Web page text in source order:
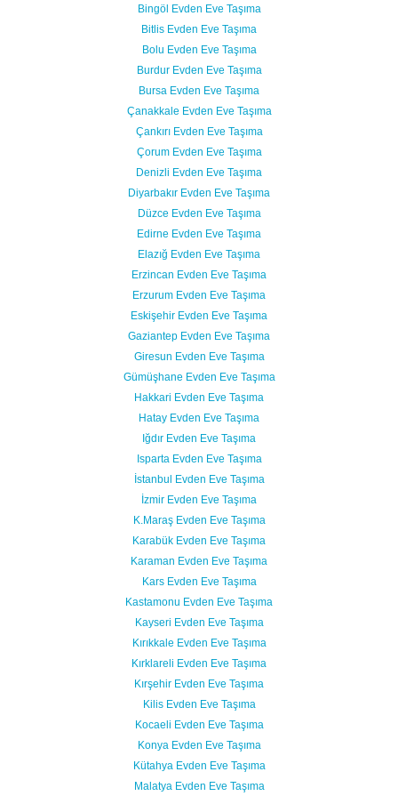
Bingöl Evden Eve Taşıma
Bitlis Evden Eve Taşıma
Bolu Evden Eve Taşıma
Burdur Evden Eve Taşıma
Bursa Evden Eve Taşıma
Çanakkale Evden Eve Taşıma
Çankırı Evden Eve Taşıma
Çorum Evden Eve Taşıma
Denizli Evden Eve Taşıma
Diyarbakır Evden Eve Taşıma
Düzce Evden Eve Taşıma
Edirne Evden Eve Taşıma
Elazığ Evden Eve Taşıma
Erzincan Evden Eve Taşıma
Erzurum Evden Eve Taşıma
Eskişehir Evden Eve Taşıma
Gaziantep Evden Eve Taşıma
Giresun Evden Eve Taşıma
Gümüşhane Evden Eve Taşıma
Hakkari Evden Eve Taşıma
Hatay Evden Eve Taşıma
Iğdır Evden Eve Taşıma
Isparta Evden Eve Taşıma
İstanbul Evden Eve Taşıma
İzmir Evden Eve Taşıma
K.Maraş Evden Eve Taşıma
Karabük Evden Eve Taşıma
Karaman Evden Eve Taşıma
Kars Evden Eve Taşıma
Kastamonu Evden Eve Taşıma
Kayseri Evden Eve Taşıma
Kırıkkale Evden Eve Taşıma
Kırklareli Evden Eve Taşıma
Kırşehir Evden Eve Taşıma
Kilis Evden Eve Taşıma
Kocaeli Evden Eve Taşıma
Konya Evden Eve Taşıma
Kütahya Evden Eve Taşıma
Malatya Evden Eve Taşıma